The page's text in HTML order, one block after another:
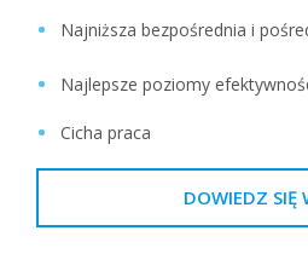
Najniższa bezpośrednia i
Najlepsze poziomy
Cicha praca
DOWIEDZ SIĘ